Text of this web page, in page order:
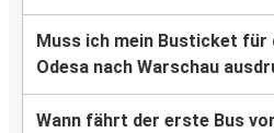
Muss ich mein Busticket für
Odesa nach Warschau
Wann fährt der erste Bus